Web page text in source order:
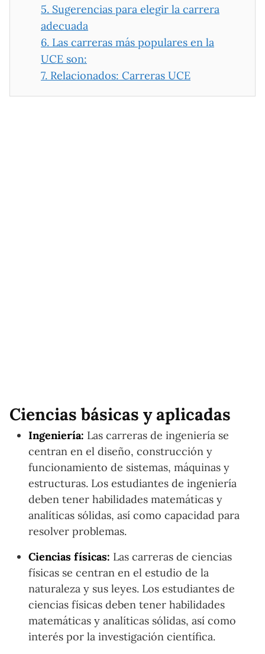
5. Sugerencias para elegir la carrera
adecuada
6. Las carreras más populares en la
UCE son:
7. Relacionados: Carreras UCE
Ciencias básicas y aplicadas
Ingeniería: Las carreras de ingeniería se
centran en el diseño, construcción y
funcionamiento de sistemas, máquinas y
estructuras. Los estudiantes de ingeniería
deben tener habilidades matemáticas y
analíticas sólidas, así como capacidad para
resolver problemas.
Ciencias físicas: Las carreras de ciencias
físicas se centran en el estudio de la
naturaleza y sus leyes. Los estudiantes de
ciencias físicas deben tener habilidades
matemáticas y analíticas sólidas, así como
interés por la investigación científica.